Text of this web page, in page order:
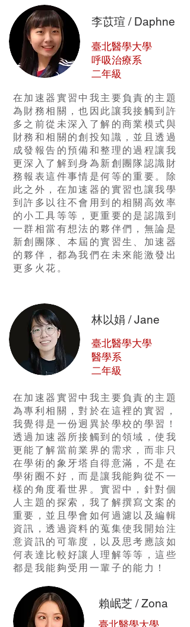
臺北醫學大學
​呼吸治療系
二年級
在加速器實習中我主要負責的主題
為財務相關，也因此讓我接觸到許
多之前從未深入了解的商業模式與
財務和相關的創投知識，並且透過
成發報告的預備和整理的過程讓我
更深入了解到身為新創團隊認識財
務報表這件事情是何等的重要。除
此之外，在加速器的實習也讓我學
到許多以往不會用到的相關高效率
的小工具等等，更重要的是認識到
一群相當有想法的夥伴們，無論是
新創團隊、本屆的實習生、加速器
的夥伴，都為我們在未來能激發出
更多火花。
臺北醫學大學
​醫學系
二年級
在加速器實習中我主要負責的主題
為專利相關，對於在這裡的實習，
我覺得是一份迥異於學校的學習！
透過加速器所接觸到的領域，使我
更能了解當前業界的需求，而非只
在學術的象牙塔自得意滿，不是在
學術圈不好，而是讓我能夠從不一
樣的角度看世界。實習中，針對個
人主題的探索，我了解撰寫文案的
重要，並且學會如何過濾以及編輯
資訊，透過資料的蒐集使我開始注
意資訊的可靠度，以及思考應該如
何表達比較好讓人理解等等，這些
都是我能夠受用一輩子的能力！
林以娟 / Jane
李苡瑄 / Daphne
賴岷芝 / Zona